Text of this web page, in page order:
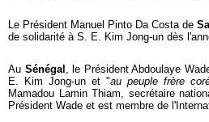
Le Président Manuel Pinto Da Costa de
de solidarité à S. E. Kim Jong-un dès
Au Sénégal , le Président Abdoulaye
E. Kim Jong-un et "au peuple frère
Mamadou Lamin Thiam, secrétaire
Président Wade et est membre de